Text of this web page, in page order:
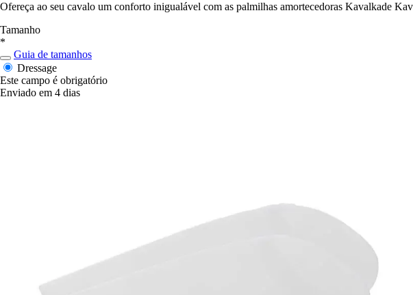
Ofereça ao seu cavalo um conforto inigualável com as palmilhas amortecedoras Kavalkade
Tamanho
*
Guia de tamanhos
Dressage
Este campo é obrigatório
Enviado em 4 dias